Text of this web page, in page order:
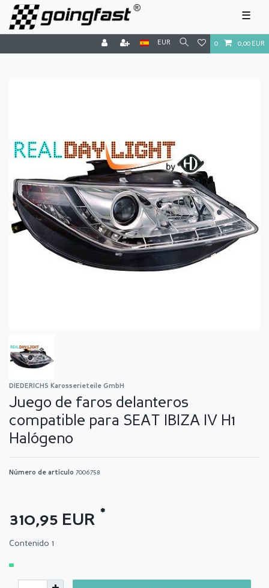
☰
EUR 0 0,00 EUR
DIEDERICHS Karosserieteile GmbH
Juego de faros delanteros
compatible para SEAT IBIZA IV H1
Halógeno
Número de artículo 7006758
310,95 EUR *
Contenido 1